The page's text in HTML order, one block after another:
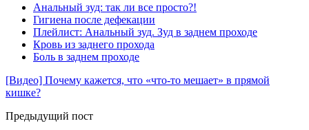
Анальный зуд: так ли все просто?!
Гигиена после дефекации
Плейлист: Анальный зуд. Зуд в заднем проходе
Кровь из заднего прохода
Боль в заднем проходе
[Видео] Почему кажется, что «что-то мешает» в прямой
кишке?
Предыдущий пост